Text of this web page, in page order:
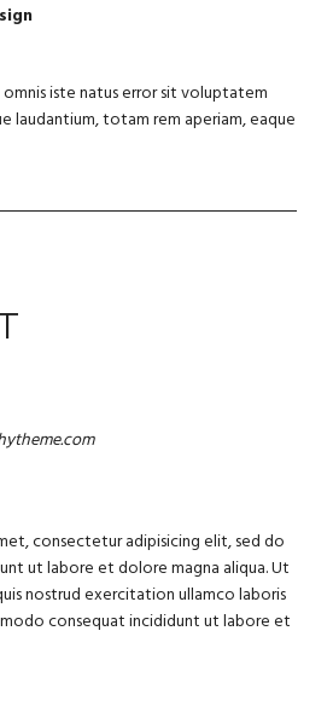
iste natus error sit voluptatem
laudantium, totam rem aperiam, eaque
consectetur adipisicing elit, sed do
ut labore et dolore magna aliqua. Ut
nostrud exercitation ullamco laboris
consequat incididunt ut labore et